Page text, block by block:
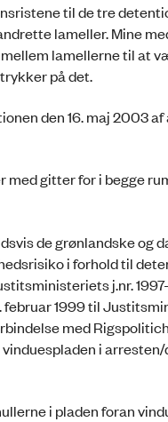
til de tre
lameller. Mine
lamellerne til at
på det.
den 16. maj 2003
med gitter for i begge
de grønlandske og
i forhold til
j.nr. 1997-
februar 1999 til
med
i
i pladen foran